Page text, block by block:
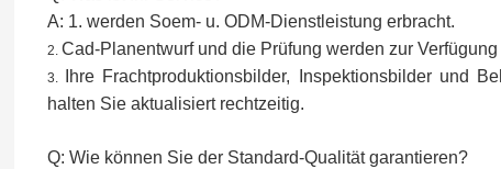
A: 1. werden Soem- u. ODM-Dienstleistung erbracht.
2. Cad-Planentwurf und die Prüfung werden zur Verfügung
3.
Ihre Frachtproduktionsbilder, Inspektionsbilder und
halten Sie aktualisiert rechtzeitig.
Q: Wie können Sie der Standard-Qualität garantieren?